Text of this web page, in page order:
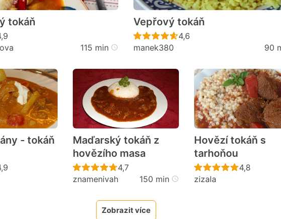
tokáň
ještě nebyl hodnocen
115 min
Vepřový tokáň
Recept ještě nebyl
4,6
manek380
90
- tokáň
ještě nebyl hodnocen
Maďarský tokáň z
hovězího masa
Recept ještě nebyl hodnocen
4,7
znamenivah
150 min
Hovězí tokáň s
tarhoňou
Recept
4,8
zizala
Zobrazit více